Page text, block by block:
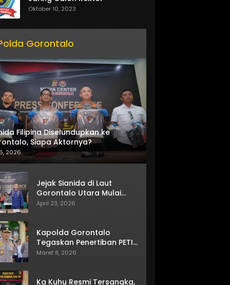
Oktober 10, 2023
Gorontalo
Filipina Diselundupkan ke
Siapa Aktornya?
2026
Jejak Sianida di Laut
Gorontalo Utara Mulai
Terkuak
April 23, 2026
Kapolda Gorontalo
Tegaskan Penertiban PETI
Terus Berjalan
Maret 8, 2026
Ka Kuhu Resmi Tersangka,